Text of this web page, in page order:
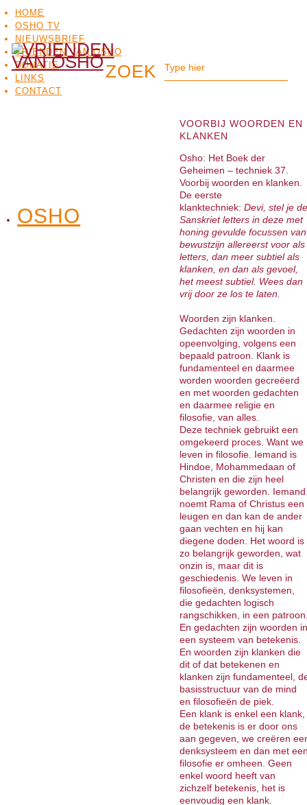
HOME
OSHO TV
NIEUWSBRIEF
VRIENDEN VAN OSHO
DONATIE
LINKS
CONTACT
OSHOOSHO MEDITATIE
VOORBIJ WOORDEN EN
KLANKEN
Osho: Het Boek der
Geheimen – techniek 37.
Voorbij woorden en klanken.
De eerste
klanktechniek: Devi, stel je de
Sanskriet letters in deze met
honing gevulde focussen van
bewustzijn allereerst voor als
letters, dan meer subtiel als
klanken, en dan als gevoel,
het meest subtiel. Wees dan
vrij door ze los te laten.
Woorden zijn klanken.
Gedachten zijn woorden in
opeenvolging, volgens een
bepaald patroon. Klank is
fundamenteel en daarmee
worden woorden gecreëerd
en met woorden gedachten
en daarmee religie en
filosofie, van alles.
Deze techniek gebruikt een
omgekeerd proces. Want we
leven in filosofie. Iemand is
Hindoe, Mohammedaan of
Christen en die zijn heel
belangrijk geworden. Iemand
noemt Rama of Christus een
leugen en dan kan de ander
gaan vechten en hij kan
diegene doden. Het woord is
zo belangrijk geworden, wat
onzin is, maar dit is
geschiedenis. We leven in
filosofieën, denksystemen,
die gedachten logisch
rangschikken, in een
En gedachten zijn woorden in
een systeem van betekenis.
En woorden zijn klanken die
dit of dat betekenen en
klanken zijn fundamenteel,
basisstructuur van de mind
en filosofieën de piek.
Een klank is enkel een klank,
de betekenis is er door ons
aan gegeven, we creëren
denksysteem en dan met
filosofie er omheen. Geen
enkel woord heeft van
zichzelf betekenis, het is
eenvoudig een klank.